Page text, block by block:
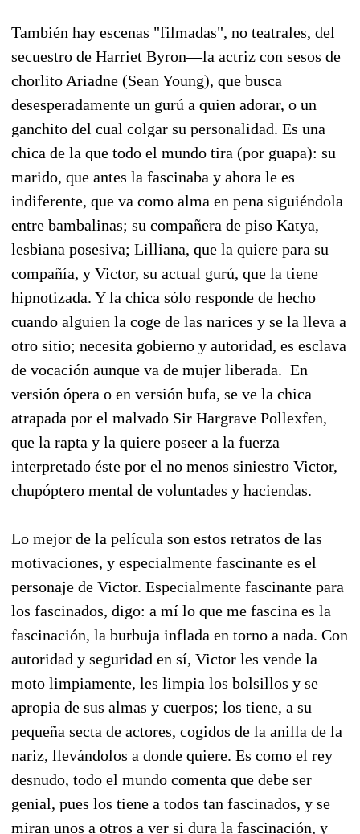
También hay escenas "filmadas", no teatrales, del
secuestro de Harriet Byron—la actriz con sesos de
chorlito Ariadne (Sean Young), que busca
desesperadamente un gurú a quien adorar, o un
ganchito del cual colgar su personalidad. Es una
chica de la que todo el mundo tira (por guapa): su
marido, que antes la fascinaba y ahora le es
indiferente, que va como alma en pena siguiéndola
entre bambalinas; su compañera de piso Katya,
lesbiana posesiva; Lilliana, que la quiere para su
compañía, y Victor, su actual gurú, que la tiene
hipnotizada. Y la chica sólo responde de hecho
cuando alguien la coge de las narices y se la lleva a
otro sitio; necesita gobierno y autoridad, es esclava
de vocación aunque va de mujer liberada. En
versión ópera o en versión bufa, se ve la chica
atrapada por el malvado Sir Hargrave Pollexfen,
que la rapta y la quiere poseer a la fuerza—
interpretado éste por el no menos siniestro Victor,
chupóptero mental de voluntades y haciendas.
Lo mejor de la película son estos retratos de las
motivaciones, y especialmente fascinante es el
personaje de Victor. Especialmente fascinante para
los fascinados, digo: a mí lo que me fascina es la
fascinación, la burbuja inflada en torno a nada. Con
autoridad y seguridad en sí, Victor les vende la
moto limpiamente, les limpia los bolsillos y se
apropia de sus almas y cuerpos; los tiene, a su
pequeña secta de actores, cogidos de la anilla de la
nariz, llevándolos a donde quiere. Es como el rey
desnudo, todo el mundo comenta que debe ser
genial, pues los tiene a todos tan fascinados, y se
miran unos a otros a ver si dura la fascinación, y